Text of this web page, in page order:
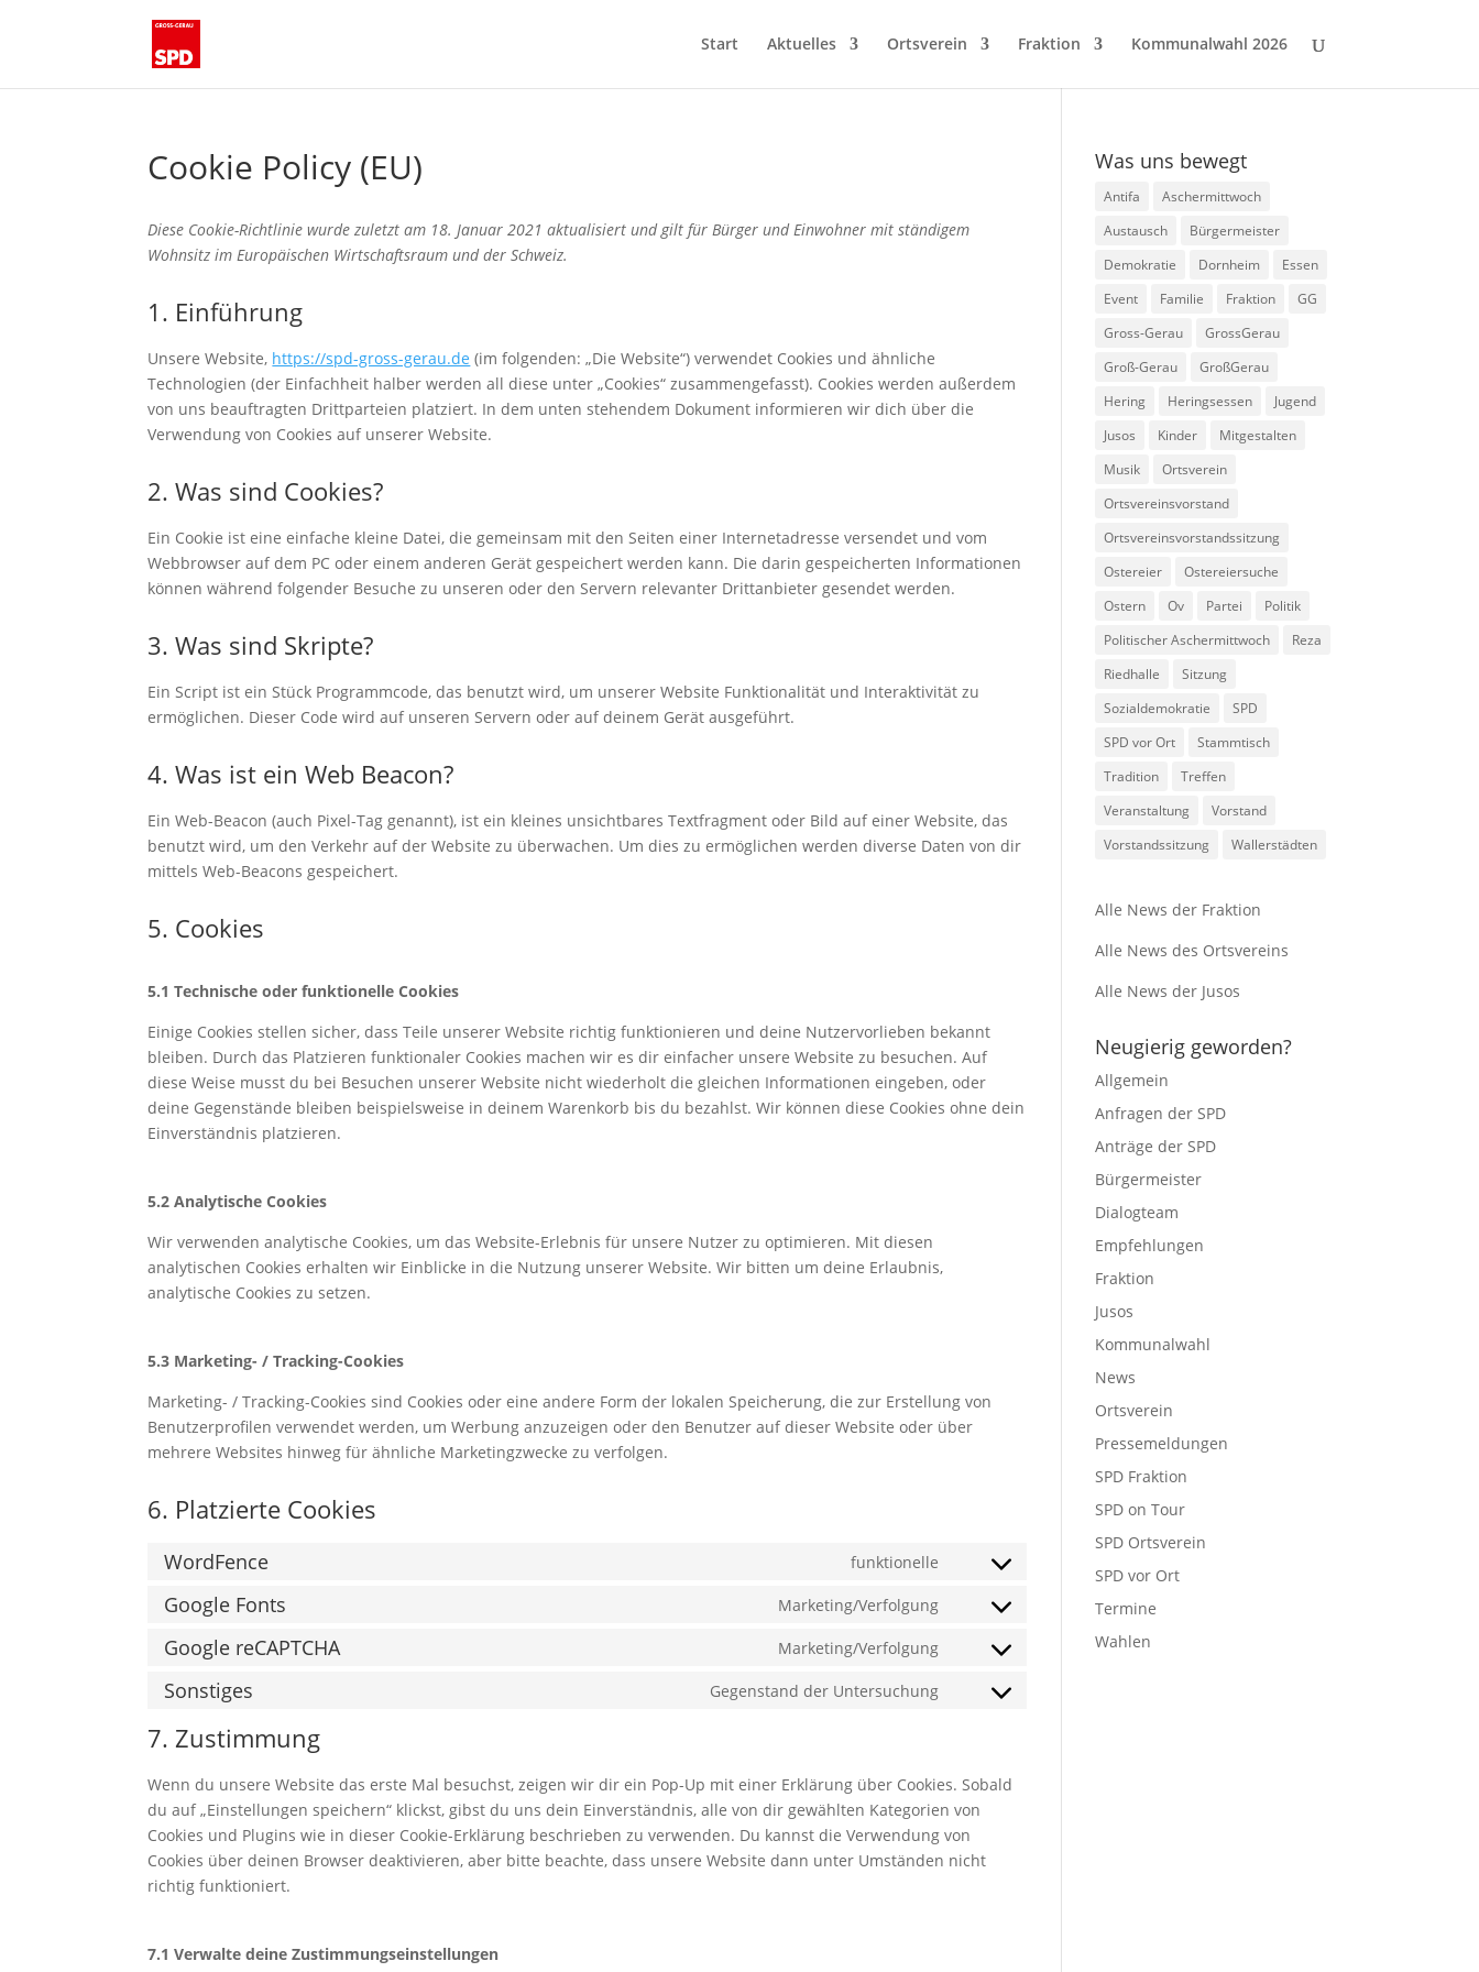
Start Aktuelles Ortsverein Fraktion Kommunalwahl 2026
Cookie Policy (EU)
Diese Cookie-Richtlinie wurde zuletzt am 18. Januar 2021 aktualisiert und gilt für Bürger und Einwohner mit ständigem
Wohnsitz im Europäischen Wirtschaftsraum und der Schweiz.
1. Einführung
Unsere Website, https://spd-gross-gerau.de (im folgenden: „Die Website“) verwendet Cookies und ähnliche
Technologien (der Einfachheit halber werden all diese unter „Cookies“ zusammengefasst). Cookies werden außerdem
von uns beauftragten Drittparteien platziert. In dem unten stehendem Dokument informieren wir dich über die
Verwendung von Cookies auf unserer Website.
2. Was sind Cookies?
Ein Cookie ist eine einfache kleine Datei, die gemeinsam mit den Seiten einer Internetadresse versendet und vom
Webbrowser auf dem PC oder einem anderen Gerät gespeichert werden kann. Die darin gespeicherten Informationen
können während folgender Besuche zu unseren oder den Servern relevanter Drittanbieter gesendet werden.
3. Was sind Skripte?
Ein Script ist ein Stück Programmcode, das benutzt wird, um unserer Website Funktionalität und Interaktivität zu
ermöglichen. Dieser Code wird auf unseren Servern oder auf deinem Gerät ausgeführt.
4. Was ist ein Web Beacon?
Ein Web-Beacon (auch Pixel-Tag genannt), ist ein kleines unsichtbares Textfragment oder Bild auf einer Website, das
benutzt wird, um den Verkehr auf der Website zu überwachen. Um dies zu ermöglichen werden diverse Daten von dir
mittels Web-Beacons gespeichert.
5. Cookies
5.1 Technische oder funktionelle Cookies
Einige Cookies stellen sicher, dass Teile unserer Website richtig funktionieren und deine Nutzervorlieben bekannt
bleiben. Durch das Platzieren funktionaler Cookies machen wir es dir einfacher unsere Website zu besuchen. Auf
diese Weise musst du bei Besuchen unserer Website nicht wiederholt die gleichen Informationen eingeben, oder
deine Gegenstände bleiben beispielsweise in deinem Warenkorb bis du bezahlst. Wir können diese Cookies ohne dein
Einverständnis platzieren.
5.2 Analytische Cookies
Wir verwenden analytische Cookies, um das Website-Erlebnis für unsere Nutzer zu optimieren. Mit diesen
analytischen Cookies erhalten wir Einblicke in die Nutzung unserer Website. Wir bitten um deine Erlaubnis,
analytische Cookies zu setzen.
5.3 Marketing- / Tracking-Cookies
Marketing- / Tracking-Cookies sind Cookies oder eine andere Form der lokalen Speicherung, die zur Erstellung von
Benutzerprofilen verwendet werden, um Werbung anzuzeigen oder den Benutzer auf dieser Website oder über
mehrere Websites hinweg für ähnliche Marketingzwecke zu verfolgen.
6. Platzierte Cookies
WordFence funktionelle
Consent
wordfence
Google Fonts Marketing/Verfolgung
Consent
google-
Google reCAPTCHA Marketing/Verfolgung
Consent
Sonstiges Gegenstand der Untersuchung
Consent
sonstiges
7. Zustimmung
Wenn du unsere Website das erste Mal besuchst, zeigen wir dir ein Pop-Up mit einer Erklärung über Cookies. Sobald
du auf „Einstellungen speichern“ klickst, gibst du uns dein Einverständnis, alle von dir gewählten Kategorien von
Cookies und Plugins wie in dieser Cookie-Erklärung beschrieben zu verwenden. Du kannst die Verwendung von
Cookies über deinen Browser deaktivieren, aber bitte beachte, dass unsere Website dann unter Umständen nicht
richtig funktioniert.
7.1 Verwalte deine Zustimmungseinstellungen
Was uns bewegt
Antifa
Aschermittwoch
Austausch
Bürgermeister
Demokratie
Dornheim
Essen
Event
Familie Fraktion
GG
Gross-Gerau
GrossGerau
Groß-Gerau
GroßGerau
Hering
Heringsessen
Jugend
Jusos
Kinder
Mitgestalten
Musik
Ortsverein
Ortsvereinsvorstand
Ortsvereinsvorstandssitzung
Ostereier
Ostereiersuche
Ostern
Ov Partei
Politik
Politischer Aschermittwoch
Reza
Riedhalle
Sitzung
Sozialdemokratie
SPD
SPD vor Ort
Stammtisch
Tradition
Treffen
Veranstaltung
Vorstand
Vorstandssitzung
Wallerstädten
Alle News der Fraktion
Alle News des Ortsvereins
Alle News der Jusos
Neugierig geworden?
Allgemein
Anfragen der SPD
Anträge der SPD
Bürgermeister
Dialogteam
Empfehlungen
Fraktion
Jusos
Kommunalwahl
News
Ortsverein
Pressemeldungen
SPD Fraktion
SPD on Tour
SPD Ortsverein
SPD vor Ort
Termine
Wahlen